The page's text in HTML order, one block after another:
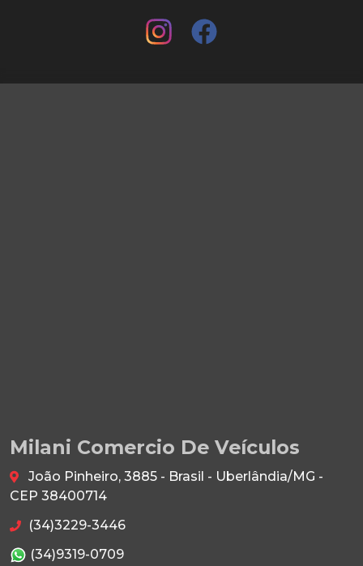
Milani Comercio De Veículos
João Pinheiro, 3885 - Brasil - Uberlândia/MG -
CEP 38400714
(34)3229-3446
(34)9319-0709